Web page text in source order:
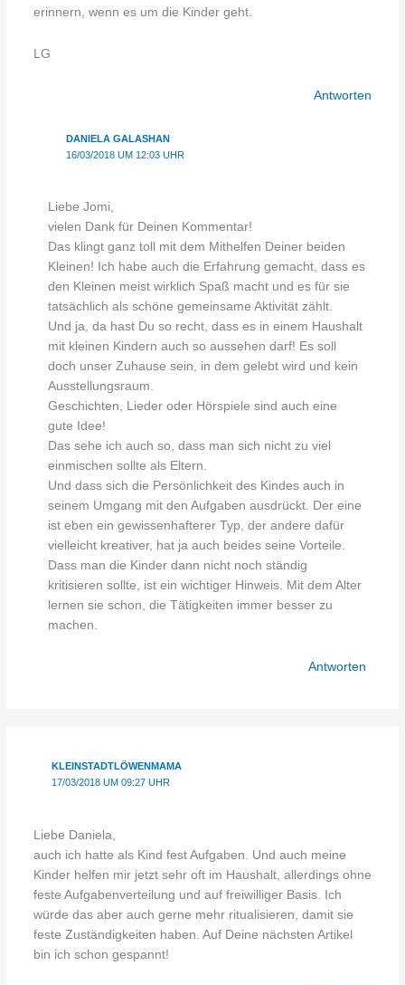
erinnern, wenn es um die Kinder geht.
LG
Antworten
DANIELA GALASHAN
16/03/2018 UM 12:03 UHR
Liebe Jomi,
vielen Dank für Deinen Kommentar!
Das klingt ganz toll mit dem Mithelfen Deiner beiden
Kleinen! Ich habe auch die Erfahrung gemacht, dass es
den Kleinen meist wirklich Spaß macht und es für sie
tatsächlich als schöne gemeinsame Aktivität zählt.
Und ja, da hast Du so recht, dass es in einem Haushalt
mit kleinen Kindern auch so aussehen darf! Es soll
doch unser Zuhause sein, in dem gelebt wird und kein
Ausstellungsraum.
Geschichten, Lieder oder Hörspiele sind auch eine
gute Idee!
Das sehe ich auch so, dass man sich nicht zu viel
einmischen sollte als Eltern.
Und dass sich die Persönlichkeit des Kindes auch in
seinem Umgang mit den Aufgaben ausdrückt. Der eine
ist eben ein gewissenhafterer Typ, der andere dafür
vielleicht kreativer, hat ja auch beides seine Vorteile.
Dass man die Kinder dann nicht noch ständig
kritisieren sollte, ist ein wichtiger Hinweis. Mit dem Alter
lernen sie schon, die Tätigkeiten immer besser zu
machen.
Antworten
KLEINSTADTLÖWENMAMA
17/03/2018 UM 09:27 UHR
Liebe Daniela,
auch ich hatte als Kind fest Aufgaben. Und auch meine
Kinder helfen mir jetzt sehr oft im Haushalt, allerdings ohne
feste Aufgabenverteilung und auf freiwilliger Basis. Ich
würde das aber auch gerne mehr ritualisieren, damit sie
feste Zuständigkeiten haben. Auf Deine nächsten Artikel
bin ich schon gespannt!